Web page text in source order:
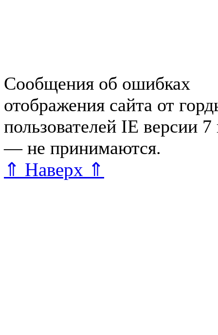
Сообщения об ошибках
отображения сайта от
пользователей IE версии
— не принимаются.
⇑ Наверх ⇑